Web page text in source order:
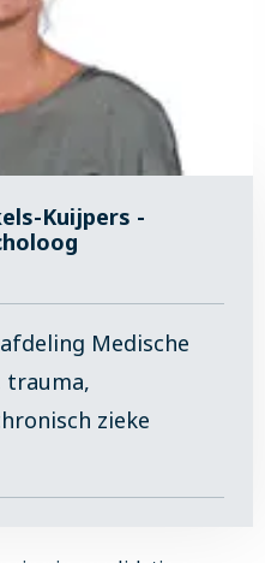
Kuijpers -
Medische
trauma,
zieke